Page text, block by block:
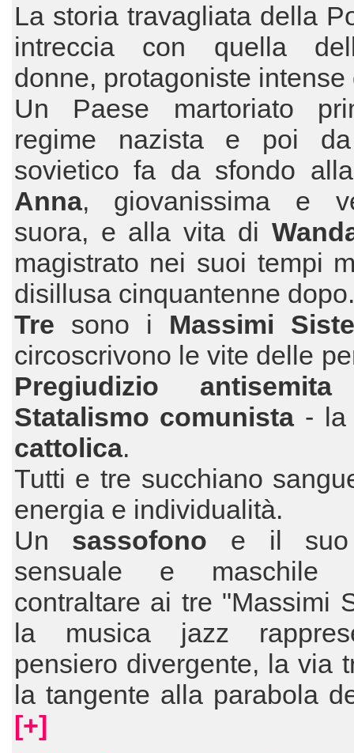
La storia travagliata della
intreccia con quella
donne, protagoniste intense
Un Paese martoriato
regime nazista e poi
sovietico fa da sfondo
Anna, giovanissima e
suora, e alla vita di
magistrato nei suoi tempi
disillusa cinquantenne dopo.
Tre sono i Massimi
circoscrivono le vite delle
Pregiudizio
Statalismo comunista -
cattolica.
Tutti e tre succhiano
energia e individualità.
Un sassofono e il suo
sensuale e
contraltare ai tre "Massimi
la musica jazz
pensiero divergente, la via
la tangente alla parabola
[+]